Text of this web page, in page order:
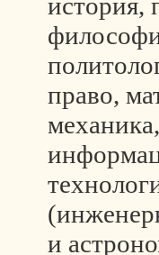
право,
и